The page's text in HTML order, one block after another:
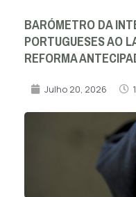
BARÓMETRO DA
PORTUGUESES AO
REFORMA
Julho 20, 2026